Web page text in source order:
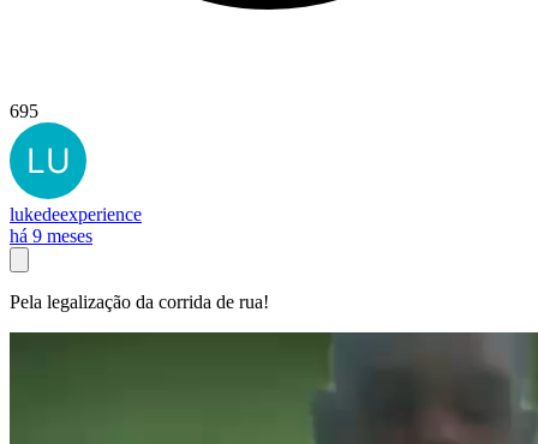
695
lukedeexperience
há 9 meses
Pela legalização da corrida de rua!